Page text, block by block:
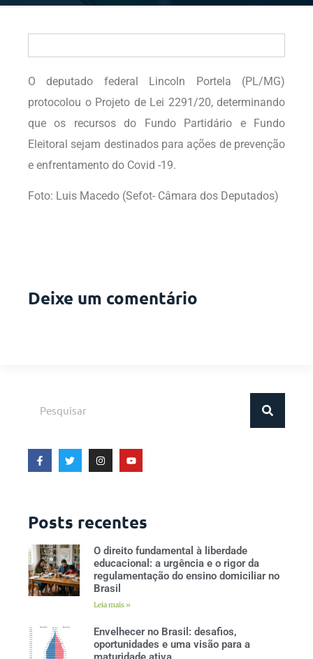
O deputado federal Lincoln Portela (PL/MG)
protocolou o Projeto de Lei 2291/20, determinando
que os recursos do Fundo Partidário e Fundo
Eleitoral sejam destinados para ações de prevenção
e enfrentamento do Covid -19.
Foto: Luis Macedo (Sefot- Câmara dos Deputados)
Deixe um comentário
Posts recentes
O direito fundamental à liberdade
educacional: a urgência e o rigor da
regulamentação do ensino domiciliar no
Brasil
Leia mais »
Envelhecer no Brasil: desafios,
oportunidades e uma visão para a